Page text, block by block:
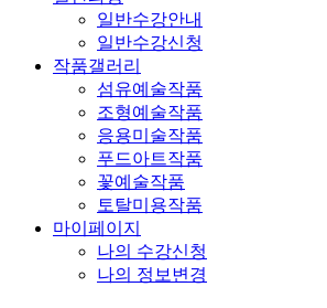
일반수강안내
일반수강신청
작품갤러리
섬유예술작품
조형예술작품
응용미술작품
푸드아트작품
꽃예술작품
토탈미용작품
마이페이지
나의 수강신청
나의 정보변경